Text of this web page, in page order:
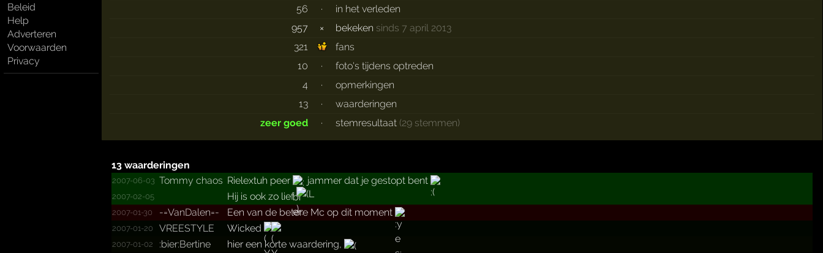
Beleid
Help
Adverteren
Voorwaarden
Privacy
56
·
in het verleden
957
× bekeken sinds 7 april 2013
321
fans
10
·
foto's tijdens optreden
4
·
opmerkingen
13
·
waarderingen
zeer goed
· stemresultaat (29 stemmen)
13 waarderingen
2007-06-03 Tommy chaos Rielextuh peer jammer dat je gestopt bent
2007-02-05 Hij is ook zo lief
2007-01-30 -=VanDalen=- Een van de betere Mc op dit moment
2007-01-20 VREESTYLE Wicked
2007-01-02 :bier:­Bertin­e hier een korte waardering,